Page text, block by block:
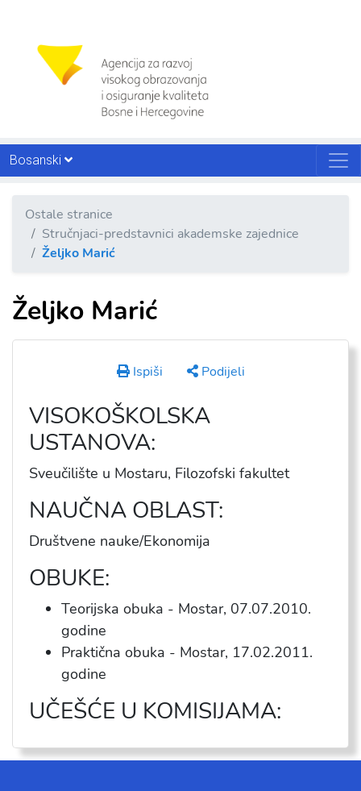
Bosanski
Ostale stranice
Stručnjaci-predstavnici akademske zajednice
Željko Marić
Željko Marić
Ispiši Podijeli
VISOKOŠKOLSKA
USTANOVA:
Sveučilište u Mostaru, Filozofski fakultet
NAUČNA OBLAST:
Društvene nauke/Ekonomija
OBUKE:
Teorijska obuka - Mostar, 07.07.2010.
godine
Praktična obuka - Mostar, 17.02.2011.
godine
UČEŠĆE U KOMISIJAMA: